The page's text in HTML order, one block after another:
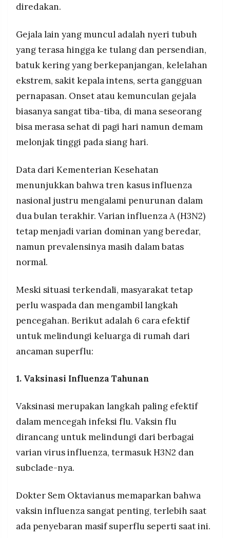
diredakan.
Gejala lain yang muncul adalah nyeri tubuh
yang terasa hingga ke tulang dan persendian,
batuk kering yang berkepanjangan, kelelahan
ekstrem, sakit kepala intens, serta gangguan
pernapasan. Onset atau kemunculan gejala
biasanya sangat tiba-tiba, di mana seseorang
bisa merasa sehat di pagi hari namun demam
melonjak tinggi pada siang hari.
Data dari Kementerian Kesehatan
menunjukkan bahwa tren kasus influenza
nasional justru mengalami penurunan dalam
dua bulan terakhir. Varian influenza A (H3N2)
tetap menjadi varian dominan yang beredar,
namun prevalensinya masih dalam batas
normal.
Meski situasi terkendali, masyarakat tetap
perlu waspada dan mengambil langkah
pencegahan. Berikut adalah 6 cara efektif
untuk melindungi keluarga di rumah dari
ancaman superflu:
1. Vaksinasi Influenza Tahunan
Vaksinasi merupakan langkah paling efektif
dalam mencegah infeksi flu. Vaksin flu
dirancang untuk melindungi dari berbagai
varian virus influenza, termasuk H3N2 dan
subclade-nya.
Dokter Sem Oktavianus memaparkan bahwa
vaksin influenza sangat penting, terlebih saat
ada penyebaran masif superflu seperti saat ini.